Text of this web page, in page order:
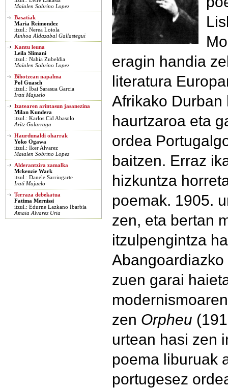
eragin handia
literatura
Afrikako
haurtzaroa eta
ordea
baitzen. Erraz
hizkuntza
poemak. 1905.
zen, eta bertan
itzulpengintza
zuen garai
zen Orpheu
urtean hasi zen
poema liburuak
portugesez
Maialen Sobrino Lopez
Basatiak
Maria Reimondez
itzul.: Nerea Loiola
Ainhoa Aldazabal Gallastegui
Kantu leuna
Leila Slimani
itzul.: Nahia Zubeldia
Maialen Sobrino Lopez
Bihotzean napalma
Pol Guasch
itzul.: Ibai Sarasua Garcia
Irati Majuelo
Izatearen arintasun jasanezina
Milan Kundera
itzul.: Karlos Cid Abasolo
Aritz Galarraga
Haurdunaldi oharrak
Yoko Ogawa
itzul.: Iker Alvarez
Maialen Sobrino Lopez
Alderantzira zamalka
Mckenzie Wark
itzul.: Danele Sarriugarte
Irati Majuelo
Terraza debekatua
Fatima Mernissi
itzul.: Edurne Lazkano Ibarbia
Amaia Alvarez Uria